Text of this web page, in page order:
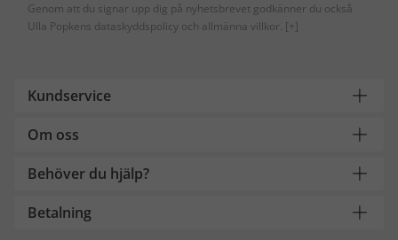
Genom att du signar upp dig på nyhetsbrevet godkänner du också
Ulla Popkens dataskyddspolicy och allmänna villkor. [+]
Kundservice
Om oss
Behöver du hjälp?
Betalning